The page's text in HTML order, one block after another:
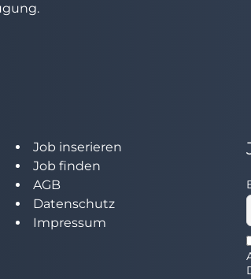
Job inserieren
Job finden
AGB
Datenschutz
Impressum